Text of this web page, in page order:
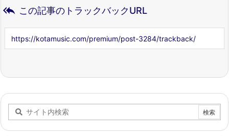
 この記事のトラックバックURL